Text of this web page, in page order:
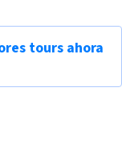
tours ahora